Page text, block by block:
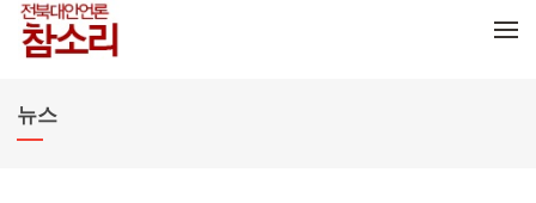
뉴스